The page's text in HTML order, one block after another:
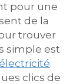
pour une
de la
trouver
simple est
.
clics de